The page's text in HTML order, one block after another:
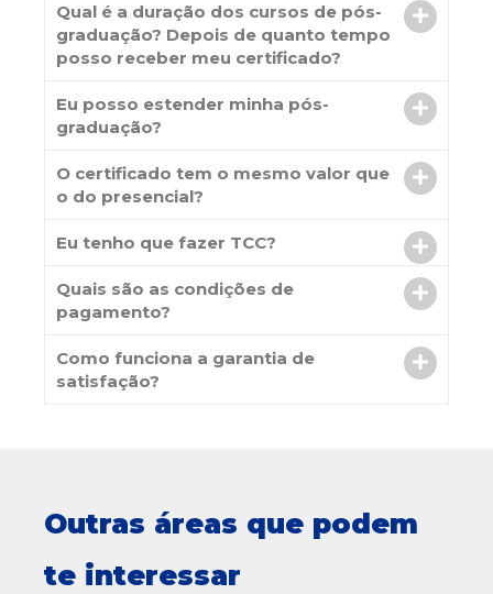
Qual é a duração dos cursos de pós-
graduação? Depois de quanto tempo
posso receber meu certificado?
Eu posso estender minha pós-
graduação?
O certificado tem o mesmo valor que
o do presencial?
Eu tenho que fazer TCC?
Quais são as condições de
pagamento?
Como funciona a garantia de
satisfação?
Outras áreas que podem
te interessar